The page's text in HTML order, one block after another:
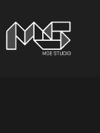
content